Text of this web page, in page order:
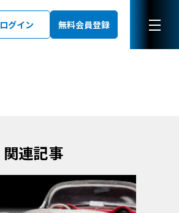
ログイン 無料会員登録
関連記事